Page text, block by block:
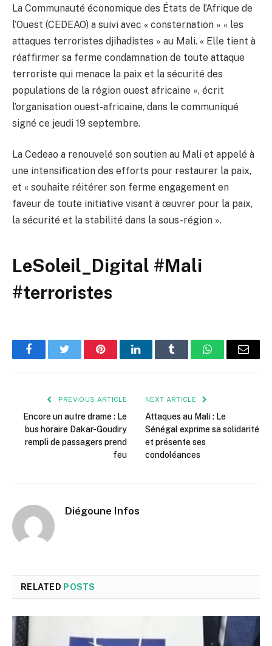
La Communauté économique des États de l’Afrique de
l’Ouest (CEDEAO) a suivi avec « consternation » « les
attaques terroristes djihadistes » au Mali. « Elle tient à
réaffirmer sa ferme condamnation de toute attaque
terroriste qui menace la paix et la sécurité des
populations de la région ouest africaine », écrit
l’organisation ouest-africaine, dans le communiqué
signé ce jeudi 19 septembre.
La Cedeao a renouvelé son soutien au Mali et appelé à
une intensification des efforts pour restaurer la paix,
et « souhaite réitérer son ferme engagement en
faveur de toute initiative visant à œuvrer pour la paix,
la sécurité et la stabilité dans la sous-région ».
LeSoleil_Digital #Mali
#terroristes
FacebookTwitter PinterestLinkedInTumblr WhatsAppEmail
PREVIOUS ARTICLE
Encore un autre drame : Le
bus horaire Dakar-Goudiry
rempli de passagers prend
feu
NEXT ARTICLE
Attaques au Mali : Le
Sénégal exprime sa solidarité
et présente ses
condoléances
Diégoune Infos
RELATED POSTS